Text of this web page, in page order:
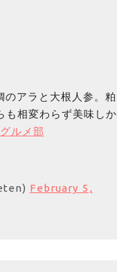
のアラと大根人参。粕
も相変わらず美味しか
ルメ部
February 5,